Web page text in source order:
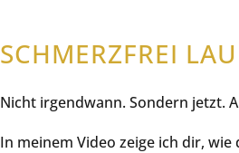
SCHMERZFREI
Nicht irgendwann. Sondern jetzt.
In meinem Video zeige ich dir,